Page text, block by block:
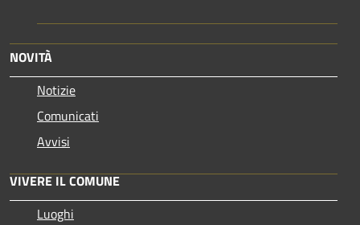
NOVITÀ
Notizie
Comunicati
Avvisi
VIVERE IL COMUNE
Luoghi